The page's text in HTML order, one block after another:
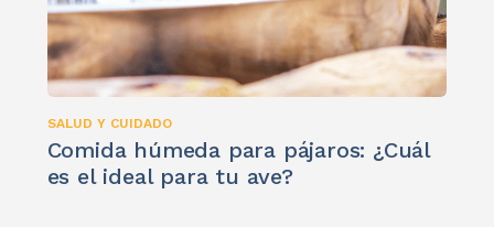
SALUD Y CUIDADO
Comida húmeda para pájaros: ¿Cuál
es el ideal para tu ave?